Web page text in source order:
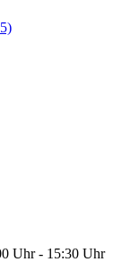
Uhr - 15:30 Uhr